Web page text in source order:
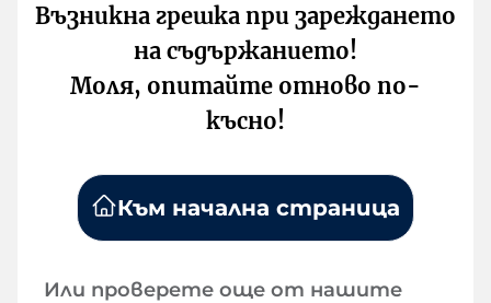
Възникна грешка при зареждането
на съдържанието!
Моля, опитайте отново по-
късно!
Към начална страница
Или проверете още от нашите